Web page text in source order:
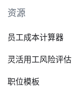
资源
员工成本计算器
灵活用工风险评估
职位模板